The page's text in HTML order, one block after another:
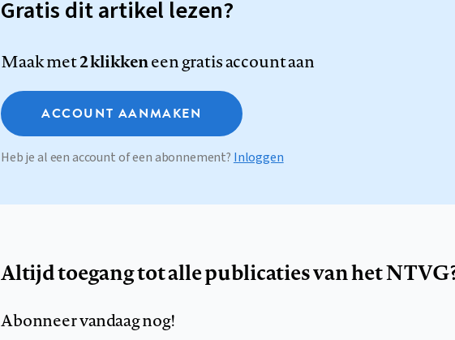
Gratis dit artikel lezen?
Maak met2 klikkeneen gratis account aan
ACCOUNT AANMAKEN
Heb je al een account of een abonnement? Inloggen
Altijd toegang tot alle publicaties van het
Abonneer vandaag nog!